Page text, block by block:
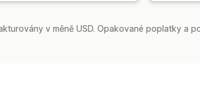
v měně USD. Opakované poplatky a